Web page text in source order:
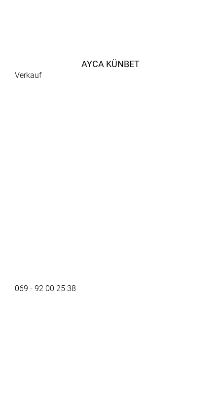
AYCA KÜNBET
Verkauf
069 - 92 00 25 38